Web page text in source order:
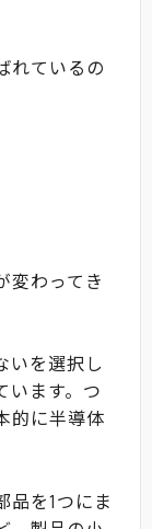
れているの
変わってき
いを選択し
います。つ
的に半導体
品を1つにま